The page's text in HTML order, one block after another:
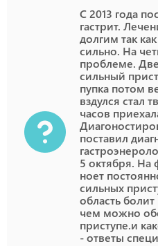
С 2013 года
гастрит.
долгим так
сильно. На
проблеме.
сильный
пупка потом
вздулся стал
часов
поставил
5 октября. На
ноет
сильных
область
чем можно
приступе.и
- ответы